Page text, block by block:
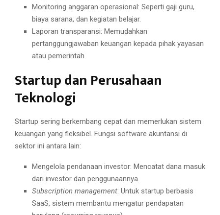
Monitoring anggaran operasional: Seperti gaji guru,
biaya sarana, dan kegiatan belajar.
Laporan transparansi: Memudahkan
pertanggungjawaban keuangan kepada pihak yayasan
atau pemerintah.
Startup dan Perusahaan
Teknologi
Startup sering berkembang cepat dan memerlukan sistem
keuangan yang fleksibel. Fungsi software akuntansi di
sektor ini antara lain:
Mengelola pendanaan investor: Mencatat dana masuk
dari investor dan penggunaannya.
Subscription management: Untuk startup berbasis
SaaS, sistem membantu mengatur pendapatan